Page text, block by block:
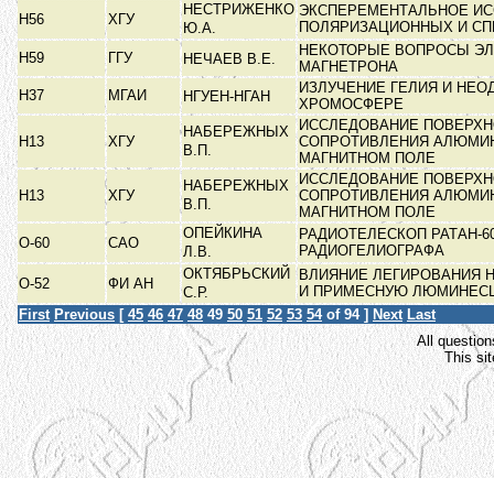
Н56
ХГУ
НЕСТРИЖЕНКО
Ю.А.
ЭКСПЕРЕМЕНТАЛЬНОЕ
ПОЛЯРИЗАЦИОННЫХ И
Н59
ГГУ НЕЧАЕВ В.Е.
НЕКОТОРЫЕ ВОПРОСЫ
МАГНЕТРОНА
Н37
МГАИ НГУЕН-НГАН
ИЗЛУЧЕНИЕ ГЕЛИЯ И
ХРОМОСФЕРЕ
Н13 ХГУ
НАБЕРЕЖНЫХ
В.П.
ИССЛЕДОВАНИЕ
СОПРОТИВЛЕНИЯ
МАГНИТНОМ ПОЛЕ
Н13 ХГУ
НАБЕРЕЖНЫХ
В.П.
ИССЛЕДОВАНИЕ
СОПРОТИВЛЕНИЯ
МАГНИТНОМ ПОЛЕ
О-60
САО
ОПЕЙКИНА
Л.В.
РАДИОТЕЛЕСКОП РАТАН-
РАДИОГЕЛИОГРАФА
О-52
ФИ АН
ОКТЯБРЬСКИЙ
С.Р.
ВЛИЯНИЕ ЛЕГИРОВАНИЯ
И ПРИМЕСНУЮ
First Previous [ 45 46 47 48 49 50 51 52 53 54of 94 ] Next Last
All
This